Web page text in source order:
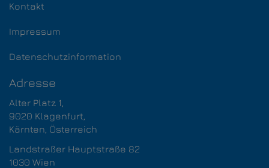
Kontakt
Impressum
Datenschutzinformation
Adresse
Alter Platz 1,
9020 Klagenfurt,​​​​​​​
Kärnten, Österreich
Landstraßer Hauptstraße 82
1030 Wien